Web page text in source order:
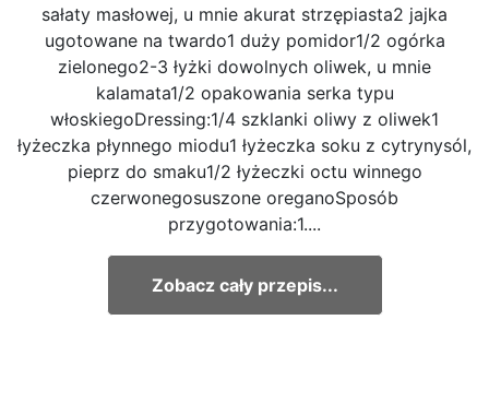
sałaty masłowej, u mnie akurat strzępiasta2 jajka
ugotowane na twardo1 duży pomidor1/2 ogórka
zielonego2-3 łyżki dowolnych oliwek, u mnie
kalamata1/2 opakowania serka typu
włoskiegoDressing:1/4 szklanki oliwy z oliwek1
łyżeczka płynnego miodu1 łyżeczka soku z cytrynysól,
pieprz do smaku1/2 łyżeczki octu winnego
czerwonegosuszone oreganoSposób
przygotowania:1....
Zobacz cały przepis...